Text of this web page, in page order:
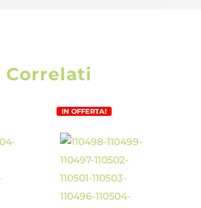
Correlati
IN OFFERTA!